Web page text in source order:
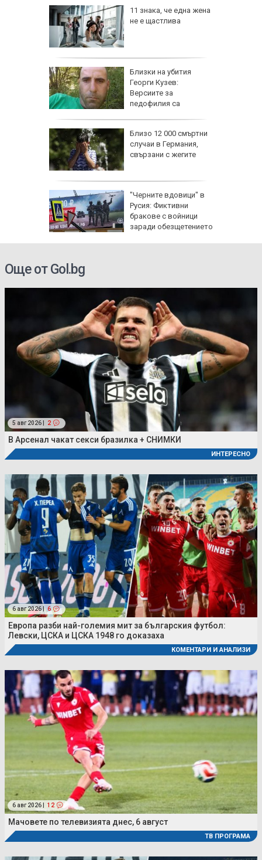
11 знака, че една жена
не е щастлива
Близки на убития
Георги Кузев:
Версиите за
педофилия са
Близо 12 000 смъртни
случаи в Германия,
свързани с жегите
"Черните вдовици" в
Русия: Фиктивни
бракове с войници
заради обезщетението
Още от Gol.bg
5 авг 2026 | 2
В Арсенал чакат секси бразилка + СНИМКИ
ИНТЕРЕСНО
6 авг 2026 | 6
Европа разби най-големия мит за българския футбол:
Левски, ЦСКА и ЦСКА 1948 го доказаха
КОМЕНТАРИ И АНАЛИЗИ
6 авг 2026 | 12
Мачовете по телевизията днес, 6 август
ТВ ПРОГРАМА